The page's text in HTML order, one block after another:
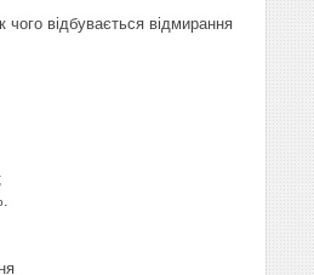
чого відбувається відмирання